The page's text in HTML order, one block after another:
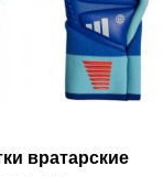
вратарские